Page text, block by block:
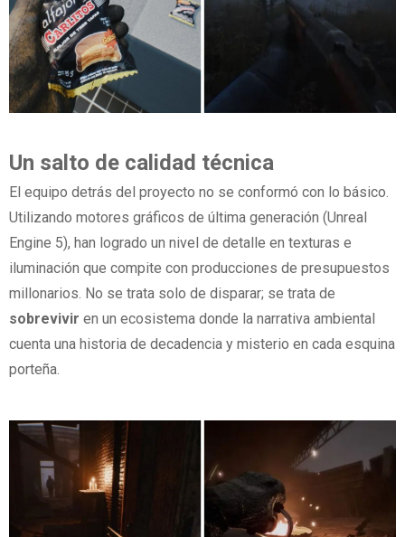
Un salto de calidad técnica
El equipo detrás del proyecto no se conformó con lo básico.
Utilizando motores gráficos de última generación (Unreal
Engine 5), han logrado un nivel de detalle en texturas e
iluminación que compite con producciones de presupuestos
millonarios. No se trata solo de disparar; se trata de
sobrevivir en un ecosistema donde la narrativa ambiental
cuenta una historia de decadencia y misterio en cada esquina
porteña.